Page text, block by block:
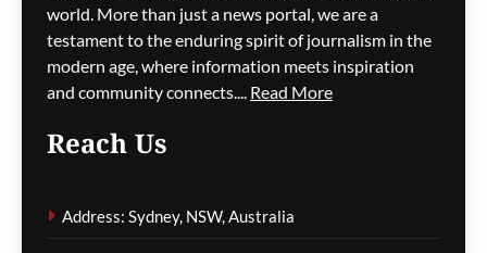
ഗീത ദാസ്‌ 9 hours ago
നടപടിക്രമങ്ങൾ
world. More than just a news portal, we are a
testament to the enduring spirit of journalism in the
modern age, where information meets inspiration
and community connects.... Read More
Reach Us
Address: Sydney, NSW, Australia